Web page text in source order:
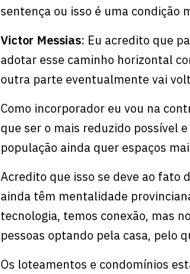
sentença ou isso é uma condição
Victor Messias: Eu acredito que
adotar esse caminho horizontal
outra parte eventualmente vai
Como incorporador eu vou na
que ser o mais reduzido possível
população ainda quer espaços
Acredito que isso se deve ao fato
ainda têm mentalidade
tecnologia, temos conexão, mas
pessoas optando pela casa, pelo
Os loteamentos e condomínios